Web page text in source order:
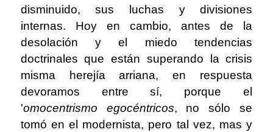
disminuido, sus luchas y divisiones
internas. Hoy en cambio, antes de la
desolación y el miedo tendencias
doctrinales que están superando la crisis
misma herejía arriana, en respuesta
devoramos entre sí, porque el
'omocentrismo egocéntricos, no sólo se
tomó en el modernista, pero tal vez, mas y